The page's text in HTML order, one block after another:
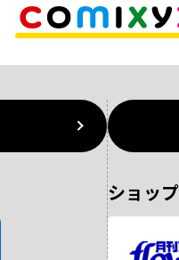
ショッ